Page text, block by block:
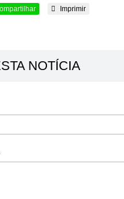
Imprimir
NOTÍCIA